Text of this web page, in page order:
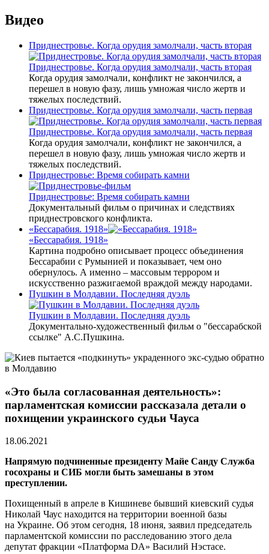
Видео
Приднестровье. Когда орудия замолчали, часть вторая
Приднестровье. Когда орудия замолчали, часть вторая
Когда орудия замолчали, конфликт не закончился, а
перешел в новую фазу, лишь умножая число жертв и
тяжелых последствий.
Приднестровье. Когда орудия замолчали, часть первая
Приднестровье. Когда орудия замолчали, часть первая
Когда орудия замолчали, конфликт не закончился, а
перешел в новую фазу, лишь умножая число жертв и
тяжелых последствий.
Приднестровье: Время собирать камни
Приднестровье: Время собирать камни
Документальный фильм о причинах и следствиях
приднестровского конфликта.
«Бессарабия. 1918»
«Бессарабия. 1918»
Картина подробно описывает процесс объединения
Бессарабии с Румынией и показывает, чем оно
обернулось. А именно – массовым террором и
искусственно разжигаемой враждой между народами.
Пушкин в Молдавии. Последняя дуэль
Пушкин в Молдавии. Последняя дуэль
Документально-художественный фильм о "бессарабской
ссылке" А.С.Пушкина.
«Это была согласованная деятельность»:
парламентская комиссии рассказала детали о
похищении украинского судьи Чауса
18.06.2021
Напрямую подчиненные президенту Майе Санду Служба
госохраны и СИБ могли быть замешаны в этом
преступлении.
Похищенный в апреле в Кишиневе бывший киевский судья
Николай Чаус находится на территории военной базы
на Украине. Об этом сегодня, 18 июня, заявил председатель
парламентской комиссии по расследованию этого дела
депутат фракции «Платформа DA» Василий Нэстасе.